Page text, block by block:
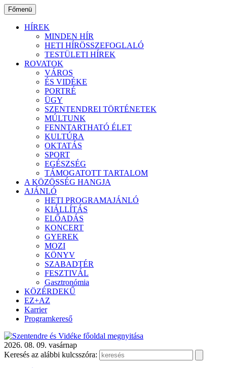
Ugrás
a
tartalomhoz
Főmenü
HÍREK
MINDEN HÍR
HETI HÍRÖSSZEFOGLALÓ
TESTÜLETI HÍREK
ROVATOK
VÁROS
ÉS VIDÉKE
PORTRÉ
ÜGY
SZENTENDREI TÖRTÉNETEK
MÚLTUNK
FENNTARTHATÓ ÉLET
KULTÚRA
OKTATÁS
SPORT
EGÉSZSÉG
TÁMOGATOTT TARTALOM
A KÖZÖSSÉG HANGJA
AJÁNLÓ
HETI PROGRAMAJÁNLÓ
KIÁLLÍTÁS
ELŐADÁS
KONCERT
GYEREK
MOZI
KÖNYV
SZABADTÉR
FESZTIVÁL
Gasztronómia
KÖZÉRDEKŰ
EZ+AZ
Karrier
Programkereső
2026. 08. 09. vasárnap
Keresés az alábbi kulcsszóra: